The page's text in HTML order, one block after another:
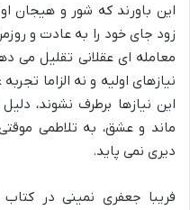
این باورند که شور و هیجان
زود جای خود را به عادت و
معامله ای عقلانی تقلیل می
نیازهای اولیه و نه الزاما
این نیازها برطرف نشوند،
ماند و عشق، به تلاطمی
دیری نمی پاید.
فریبا جعفری نمینی در کتاب